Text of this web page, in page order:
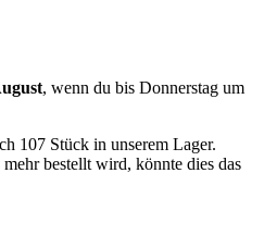
, wenn du bis Donnerstag um
107 Stück in unserem Lager.
bestellt wird, könnte dies das